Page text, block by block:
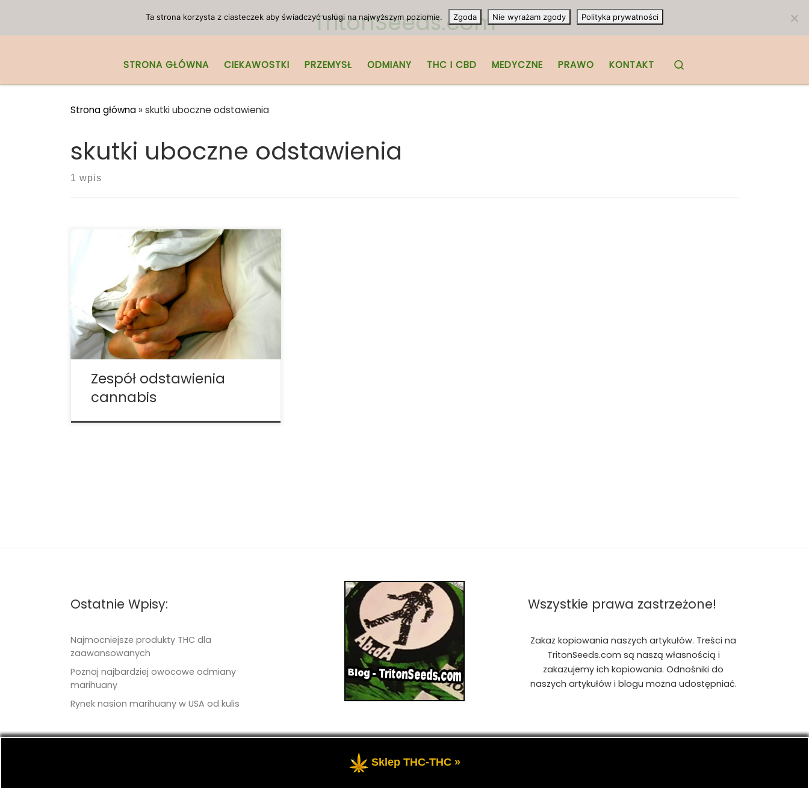
TritonSeeds.com
STRONA GŁÓWNA CIEKAWOSTKI PRZEMYSŁ ODMIANY THC I CBD MEDYCZNE PRAWO KONTAKT
Strona główna » skutki uboczne odstawienia
skutki uboczne odstawienia
1 wpis
Z jakiegokolwiek powodu – czy to test
narkotykowy, przerwa, odżywianie, czy coś
innego – zdecydowałeś się na detoks od
marihuany. Chociaż detoksykacja jest
czasami synonimem wycofania,
detoksykacja od THC nie sprawia, że się
trzęsiesz czy pocisz. Tak naprawdę, w
zależności […]
Zespół odstawienia
cannabis
Ostatnie Wpisy:
Najmocniejsze produkty THC dla
zaawansowanych
Poznaj najbardziej owocowe odmiany
marihuany
Rynek nasion marihuany w USA od kulis
Wszystkie prawa zastrzeżone!
Zakaz kopiowania naszych artykułów. Treści na
TritonSeeds.com są naszą własnością i
zakazujemy ich kopiowania. Odnośniki do
naszych artykułów i blogu można udostępniać.
- Przedstawia portal-blog o Marihuanie, cannabis, konopiach indyjskich, CBD, RSO, THC.
Ta strona korzysta z ciasteczek aby świadczyć usługi na najwyższym poziomie. Zgoda Nie wyrażam zgody Polityka prywatności
Sklep THC-THC »